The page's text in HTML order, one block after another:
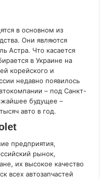
в основном из
Они являются
Астра. Что касается
в Украине на
корейского и
недавно появилось
– под Санкт-
будущее –
авто в год.
предприятия,
рынок,
их высокое качество
всех автозапчастей